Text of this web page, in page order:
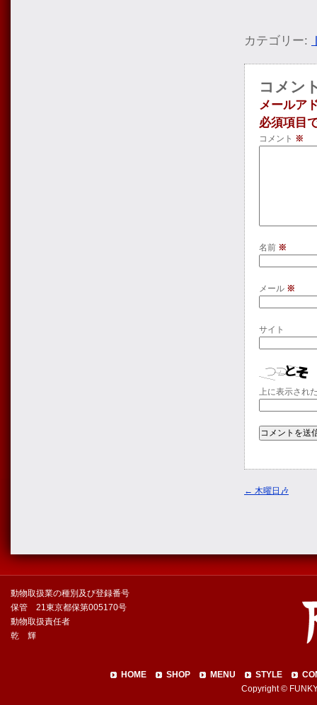
カテゴリー:
コメン
メールア
必須項目
コメント ※
名前 ※
メール ※
サイト
上に表示され
← 木曜日🎶
動物取扱業の種別及び登録番号
保管 21東京都保第005170号
動物取扱責任者
乾 輝
HOME SHOP MENU STYLE
Copyright ©